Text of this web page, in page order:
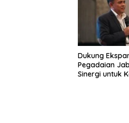
Dukung
Pegadaian
Sinergi untuk